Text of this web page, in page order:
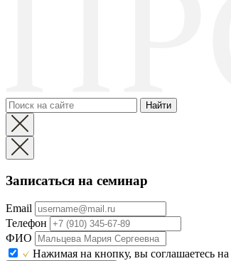
Найти
Записаться на семинар
Email
Телефон
ФИО
Нажимая на кнопку, вы соглашаетесь на